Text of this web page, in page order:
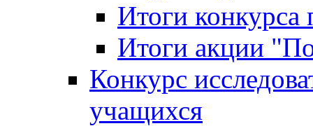
Итоги конкурса
Итоги акции
Конкурс
учащихся